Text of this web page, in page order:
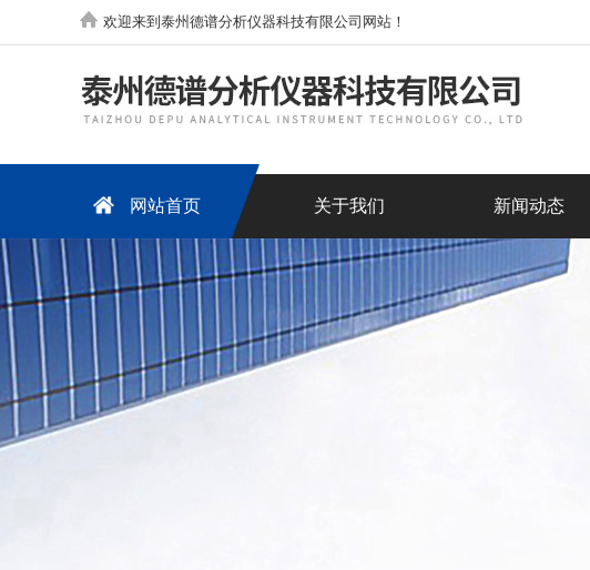
欢迎来到泰州德谱分析仪器科技有限公司网站！
网站首页 关于我们 新闻动态